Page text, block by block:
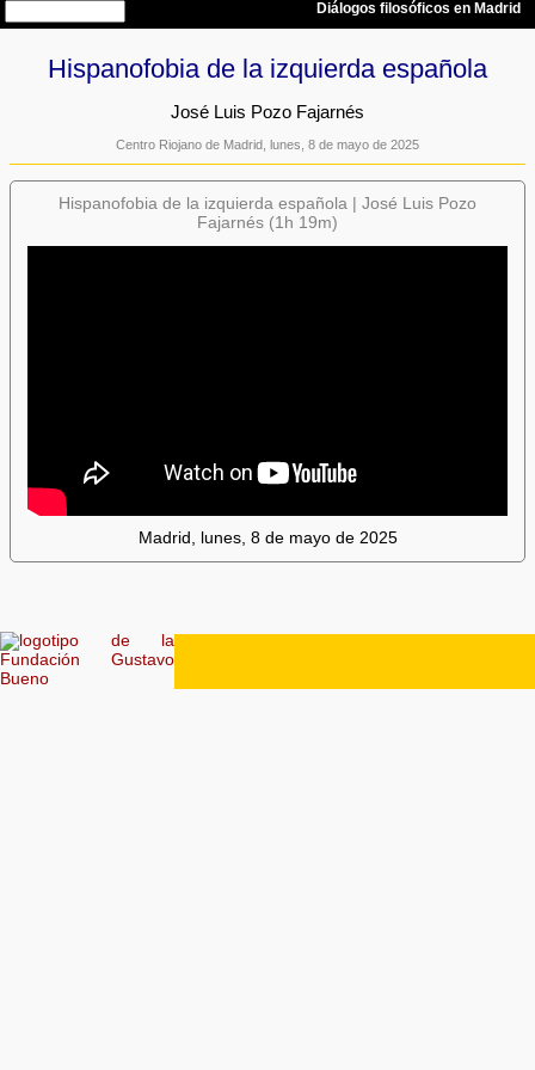
Hispanofobia de la izquierda española
José Luis Pozo Fajarnés
Centro Riojano de Madrid, lunes, 8 de mayo de 2025
Hispanofobia de la izquierda española | José Luis Pozo
Fajarnés (1h 19m)
Madrid, lunes, 8 de mayo de 2025